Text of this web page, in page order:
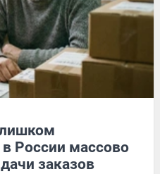
России массово
заказов